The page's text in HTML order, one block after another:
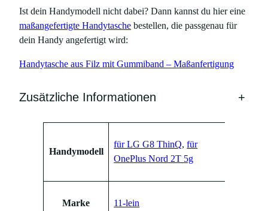
Ist dein Handymodell nicht dabei? Dann kannst du hier eine
maßangefertigte Handytasche bestellen, die passgenau für
dein Handy angefertigt wird:
Handytasche aus Filz mit Gummiband – Maßanfertigung
Zusätzliche Informationen +
Handymodell
für LG G8 ThinQ,für
OnePlus Nord 2T 5g
Marke 11-lein